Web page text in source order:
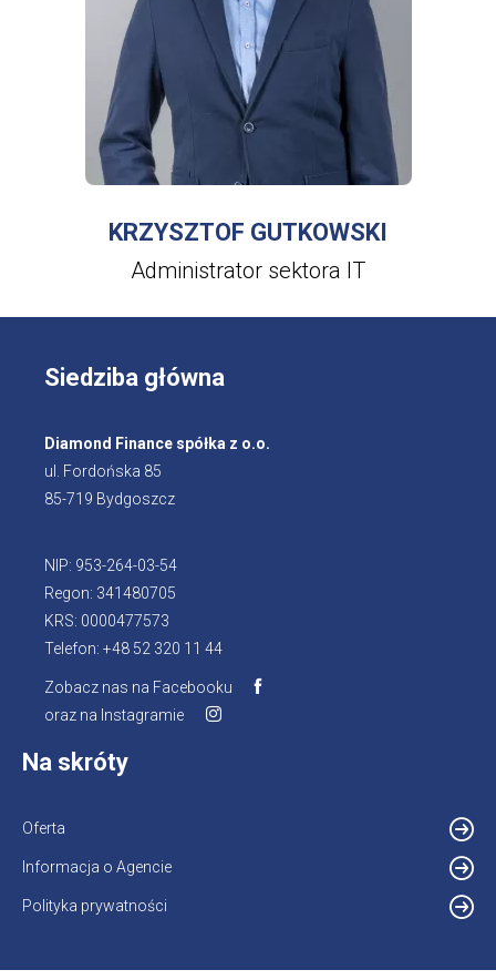
WIĘCEJ INFORMACJI
O
KRZYSZTOF
GUTKOWSKI
KRZYSZTOF GUTKOWSKI
Administrator sektora IT
Siedziba główna
Diamond Finance spółka z o.o.
ul. Fordońska 85
85-719 Bydgoszcz
NIP: 953-264-03-54
Regon: 341480705
KRS: 0000477573
Telefon: +48 52 320 11 44
Zobacz nas na Facebooku Otworzy
oraz na Instagramie Otworzy
Na skróty
Oferta
Informacja o Agencie
Polityka prywatności